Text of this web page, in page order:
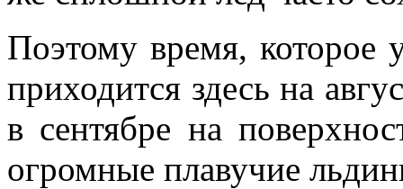
Поэтому время, которое
приходится здесь на
в сентябре на
огромные плавучие